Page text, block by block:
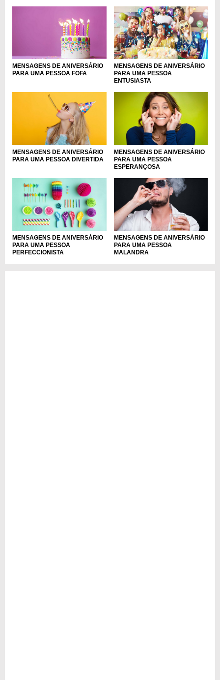
MENSAGENS DE ANIVERSÁRIO
PARA UMA PESSOA FOFA
MENSAGENS DE ANIVERSÁRIO
PARA UMA PESSOA
ENTUSIASTA
MENSAGENS DE ANIVERSÁRIO
PARA UMA PESSOA DIVERTIDA
MENSAGENS DE ANIVERSÁRIO
PARA UMA PESSOA
ESPERANÇOSA
MENSAGENS DE ANIVERSÁRIO
PARA UMA PESSOA
PERFECCIONISTA
MENSAGENS DE ANIVERSÁRIO
PARA UMA PESSOA
MALANDRA